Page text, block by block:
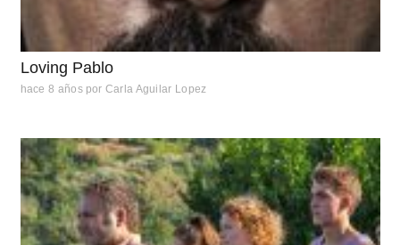
Loving Pablo
hace 8 años por Carla Aguilar Lopez